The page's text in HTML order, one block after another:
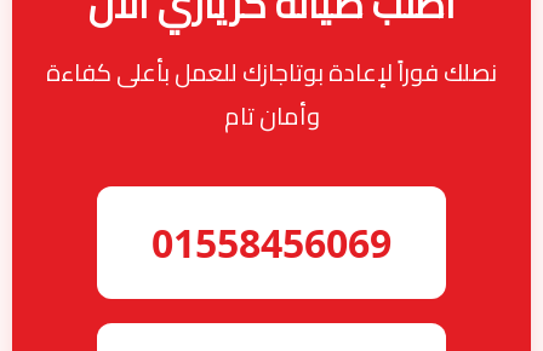
نصلك فوراً لإعادة بوتاجازك للعمل بأعلى كفاءة
وأمان تام
01558456069